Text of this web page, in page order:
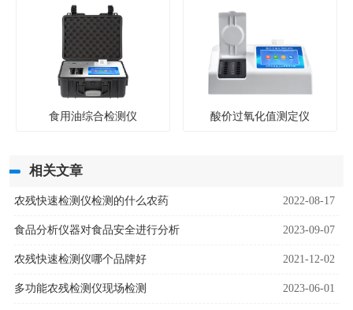
食用油综合检测仪 酸价过氧化值测定仪
相关文章
农残快速检测仪检测的什么农药 2022-08-17
食品分析仪器对食品安全进行分析 2023-09-07
农残快速检测仪哪个品牌好 2021-12-02
多功能农残检测仪现场检测 2023-06-01